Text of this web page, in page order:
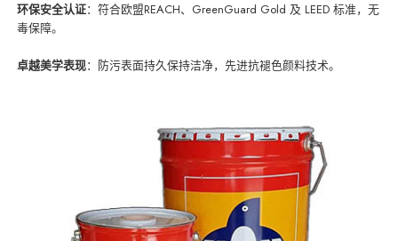
环保安全认证：符合欧盟REACH、GreenGuard Gold 及 LEED 标准，无
毒保障。
卓越美学表现：防污表面持久保持洁净，先进抗褪色颜料技术。